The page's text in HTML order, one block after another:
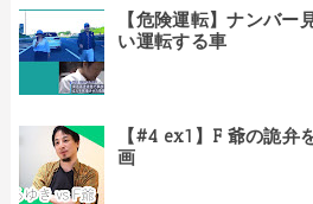
【危険運転】ナンバー
い運転する車
【#4 ex1】F 爺の詭弁
画